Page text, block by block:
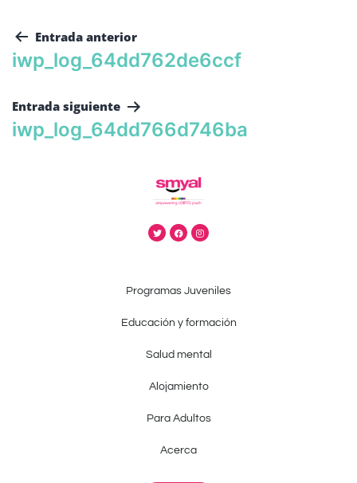
Entrada anterior
iwp_log_64dd762de6ccf
Entrada siguiente
iwp_log_64dd766d746ba
Programas Juveniles
Educación y formación
Salud mental
Alojamiento
Para Adultos
Acerca